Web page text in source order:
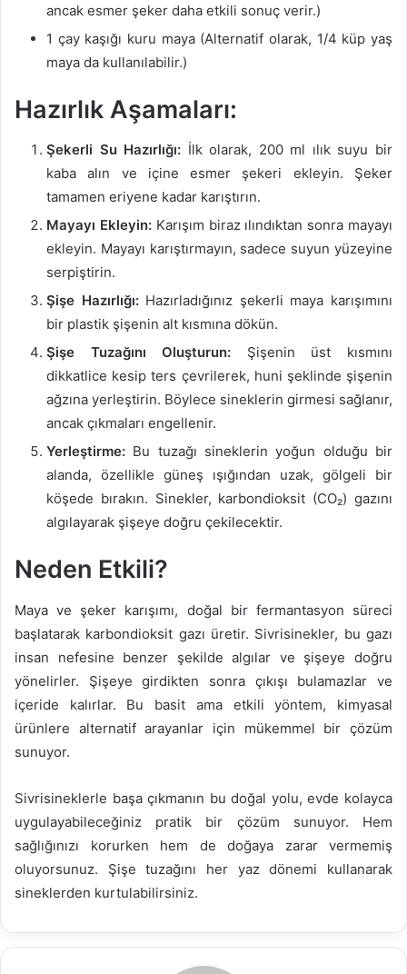
ancak esmer şeker daha etkili sonuç verir.)
1 çay kaşığı kuru maya (Alternatif olarak, 1/4 küp yaş
maya da kullanılabilir.)
Hazırlık Aşamaları:
Şekerli Su Hazırlığı: İlk olarak, 200 ml ılık suyu bir
kaba alın ve içine esmer şekeri ekleyin. Şeker
tamamen eriyene kadar karıştırın.
Mayayı Ekleyin:Karışım biraz ılındıktan sonra mayayı
ekleyin. Mayayı karıştırmayın, sadece suyun yüzeyine
serpiştirin.
Şişe Hazırlığı:Hazırladığınız şekerli maya karışımını
bir plastik şişenin alt kısmına dökün.
Şişe Tuzağını Oluşturun: Şişenin üst kısmını
dikkatlice kesip ters çevrilerek, huni şeklinde şişenin
ağzına yerleştirin. Böylece sineklerin girmesi sağlanır,
ancak çıkmaları engellenir.
Yerleştirme: Bu tuzağı sineklerin yoğun olduğu bir
alanda, özellikle güneş ışığından uzak, gölgeli bir
köşede bırakın. Sinekler, karbondioksit (CO₂) gazını
algılayarak şişeye doğru çekilecektir.
Neden Etkili?
Maya ve şeker karışımı, doğal bir fermantasyon süreci
başlatarak karbondioksit gazı üretir. Sivrisinekler, bu gazı
insan nefesine benzer şekilde algılar ve şişeye doğru
yönelirler. Şişeye girdikten sonra çıkışı bulamazlar ve
içeride kalırlar. Bu basit ama etkili yöntem, kimyasal
ürünlere alternatif arayanlar için mükemmel bir çözüm
sunuyor.
Sivrisineklerle başa çıkmanın bu doğal yolu, evde kolayca
uygulayabileceğiniz pratik bir çözüm sunuyor. Hem
sağlığınızı korurken hem de doğaya zarar vermemiş
oluyorsunuz. Şişe tuzağını her yaz dönemi kullanarak
sineklerden kurtulabilirsiniz.